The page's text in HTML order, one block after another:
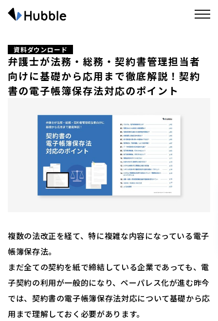
資料ダウンロード
弁護士が法務・総務・契約書管理担当者
向けに基礎から応用まで徹底解説！契約
書の電子帳簿保存法対応のポイント
複数の法改正を経て、特に複雑な内容になっている電子
帳簿保存法。
まだ全ての契約を紙で締結している企業であっても、電
子契約の利用が一般的になり、ペーパレス化が進む昨今
では、契約書の電子帳簿保存法対応について基礎から応
用まで理解しておく必要があります。